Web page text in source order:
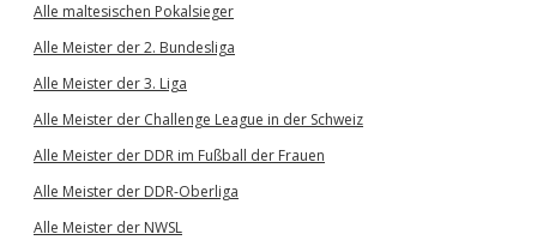
Alle maltesischen Pokalsieger
Alle Meister der 2. Bundesliga
Alle Meister der 3. Liga
Alle Meister der Challenge League in der Schweiz
Alle Meister der DDR im Fußball der Frauen
Alle Meister der DDR-Oberliga
Alle Meister der NWSL